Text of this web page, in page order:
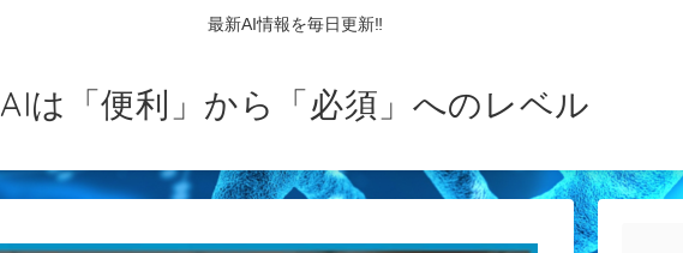
最新AI情報を毎日更新‼
AIは「便利」から「必須」へのレベル